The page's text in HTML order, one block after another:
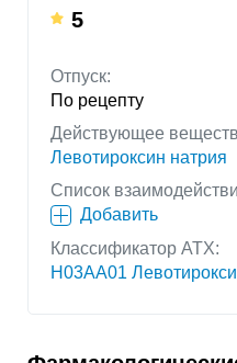
5
Отпуск:
По рецепту
Действующее
Левотироксин натрия
Список
Добавить
Классификатор АТХ:
H03AA01